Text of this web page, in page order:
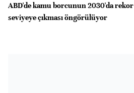
ABD'de kamu borcunun 2030'da rekor
seviyeye çıkması öngörülüyor